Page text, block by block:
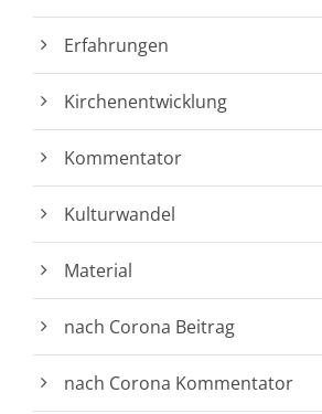
Erfahrungen
Kirchenentwicklung
Kommentator
Kulturwandel
Material
nach Corona Beitrag
nach Corona Kommentator